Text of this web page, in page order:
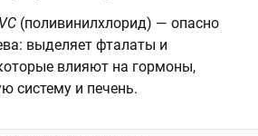
(поливинилхлорид) — опасно
выделяет фталаты и
влияют на гормоны,
систему и печень.